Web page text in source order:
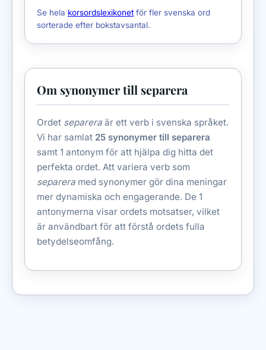
Se hela korsordslexikonet för fler svenska ord
sorterade efter bokstavsantal.
Om synonymer till separera
Ordet separera är ett verb i svenska språket.
Vi har samlat 25 synonymer till separera
samt 1 antonym för att hjälpa dig hitta det
perfekta ordet. Att variera verb som
separera med synonymer gör dina meningar
mer dynamiska och engagerande. De 1
antonymerna visar ordets motsatser, vilket
är användbart för att förstå ordets fulla
betydelseomfång.